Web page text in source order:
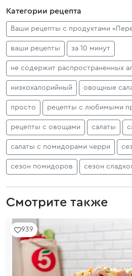
Категории рецепта
Ваши рецепты с продуктами
ваши рецепты за 10 минут
не содержит распространенных
низкокалорийный овощные
просто рецепты с любимыми
рецепты с овощами салаты
салаты с помидорами черри
сезон помидоров сезон
Смотрите также
939